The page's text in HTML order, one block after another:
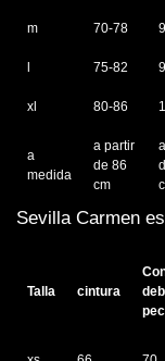
m 70-78
75-82
xl 80-86
a
medida
a partir
de 86
cm
Sevilla Carmen
Talla cintura